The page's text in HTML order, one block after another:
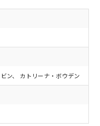
ン、 カトリーナ・ボウデン